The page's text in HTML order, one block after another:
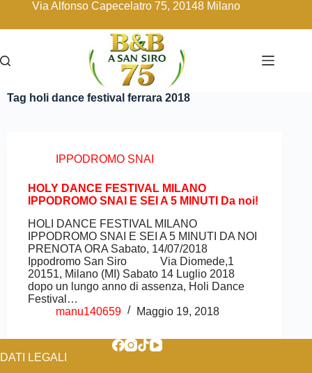
Via Alfonso Capecelatro 75, 20148 Milano
Tag holi dance festival ferrara 2018
IPPODROMO SNAI
HOLY DANCE FESTIVAL MILANO
IPPODROMO SNAI E SEI A 5 MINUTI Da noi!
HOLI DANCE FESTIVAL MILANO
IPPODROMO SNAI E SEI A 5 MINUTI DA NOI
PRENOTA ORA Sabato, 14/07/2018
Ippodromo San Siro Via Diomede,1
20151, Milano (MI) Sabato 14 Luglio 2018
dopo un lungo anno di assenza, Holi Dance
Festival…
manu140659
Maggio 19, 2018
DATI LEGALI